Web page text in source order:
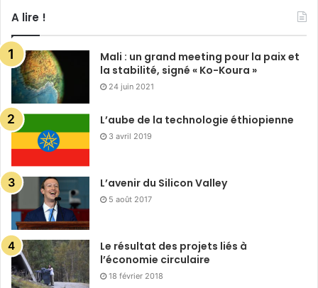
A lire !
Mali : un grand meeting pour la paix et
la stabilité, signé « Ko-Koura »
24 juin 2021
L’aube de la technologie éthiopienne
3 avril 2019
L’avenir du Silicon Valley
5 août 2017
Le résultat des projets liés à
l’économie circulaire
18 février 2018